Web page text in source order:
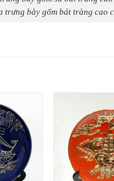
trưng bày gốm bát tràng cao